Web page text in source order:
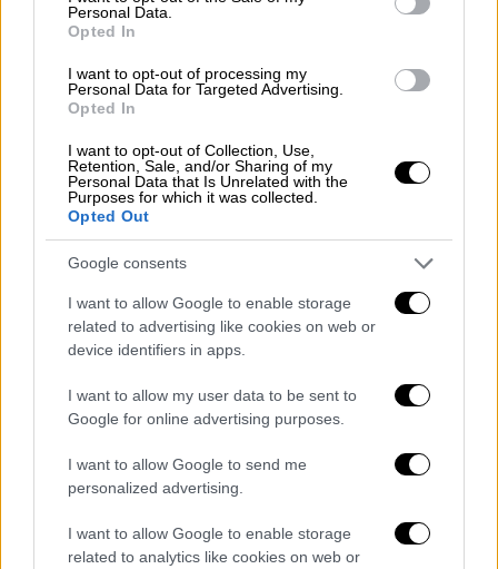
Personal Data.
Opted In
I want to opt-out of processing my
Personal Data for Targeted Advertising.
Opted In
I want to opt-out of Collection, Use,
Retention, Sale, and/or Sharing of my
Personal Data that Is Unrelated with the
Purposes for which it was collected.
Opted Out
Google consents
I want to allow Google to enable storage
related to advertising like cookies on web or
device identifiers in apps.
I want to allow my user data to be sent to
Google for online advertising purposes.
I want to allow Google to send me
personalized advertising.
I want to allow Google to enable storage
related to analytics like cookies on web or
Κακουργηματική ποινή για υποτροπή του
μετατροπή και χωρίς αναστέλλουσα
δύναμη η έφεση
Πρόβλεψη επιβαρυντικών περιστάσεων
(για χρήση όπλων σε ζωοκλοπή και
εκβίαση)
Δυνατότητα τον εισαγγελέα να
λαμβάνονται μετρά προληπτικού και
αποτρεπτικού χαρακτήρα
Θα επανεξεταστεί το πλαίσιο έκδοσης
και όλες οι δοθείσες άδειες
Ειδική διάταξη για μη επιβολή ποινής
για όποιον παραδίδει εκούσια τον
οπλισμό του
Επεκτείνεται σε εκδηλώσεις όπως
πανηγύρια και γάμους η απαγόρευση
οπλοχρησίας